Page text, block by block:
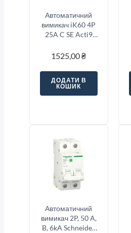
Автоматичний
вимикач iK60 4P
25A C SE Acti9
1525,00₴
ДОДАТИ В
КОШИК
Автоматичний
вимикач 2P, 50 A,
B, 6kA Schneider